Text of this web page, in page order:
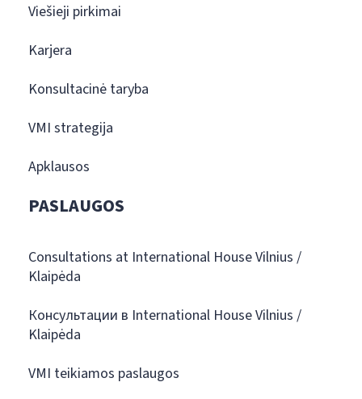
Viešieji pirkimai
Karjera
Konsultacinė taryba
VMI strategija
Apklausos
PASLAUGOS
Consultations at International House Vilnius /
Klaipėda
Консультации в International House Vilnius /
Klaipėda
VMI teikiamos paslaugos